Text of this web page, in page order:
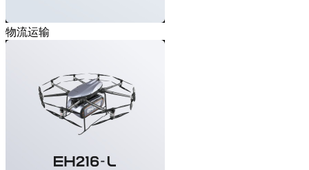
物流运输